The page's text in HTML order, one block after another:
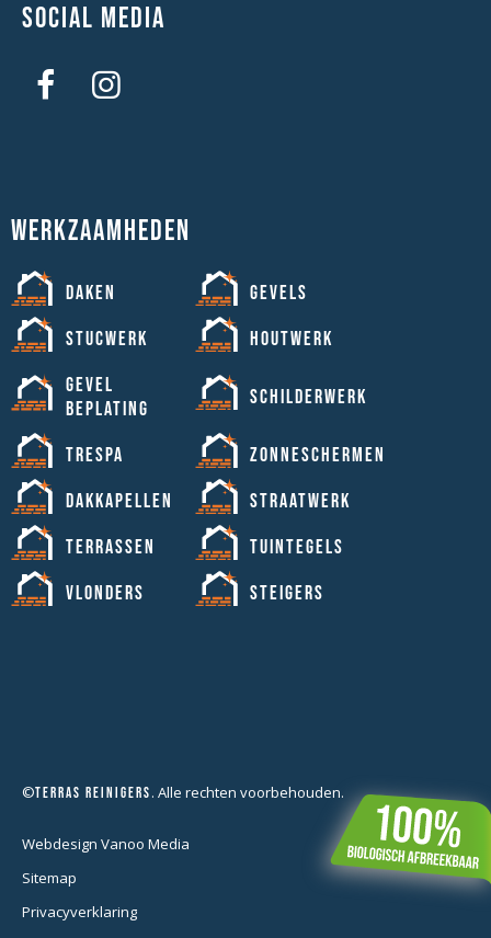
Social media
Werkzaamheden
Daken
Gevels
Stucwerk
Houtwerk
Gevel
beplating
Schilderwerk
Trespa
Zonneschermen
Dakkapellen
Straatwerk
Terrassen
Tuintegels
Vlonders
Steigers
©Terras Reinigers. Alle rechten voorbehouden.
Webdesign Vanoo Media
Sitemap
Privacyverklaring